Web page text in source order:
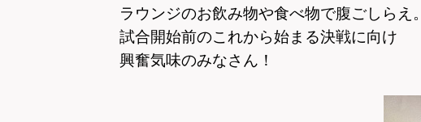
ラウンジのお飲み物や食べ物で腹ごしらえ。
試合開始前のこれから始まる決戦に向け
興奮気味のみなさん！